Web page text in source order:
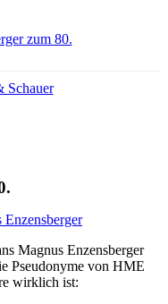
zum 80.
Schauer
Magnus Enzensberger
Pseudonyme von HME
wirklich ist: